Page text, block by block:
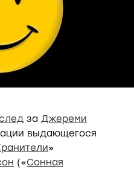
за Джереми
выдающегося
»
(«Сонная